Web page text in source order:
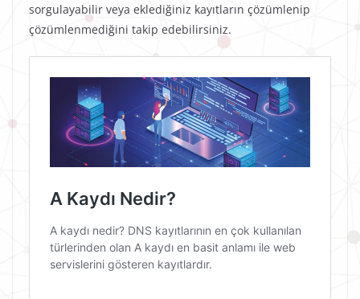
sorgulayabilir veya eklediğiniz kayıtların çözümlenip
çözümlenmediğini takip edebilirsiniz.